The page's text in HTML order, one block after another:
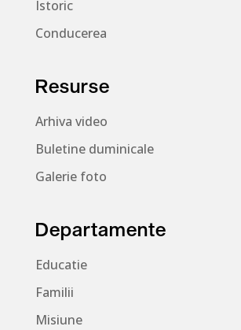
Istoric
Conducerea
Resurse
Arhiva video
Buletine duminicale
Galerie foto
Departamente
Educatie
Familii
Misiune